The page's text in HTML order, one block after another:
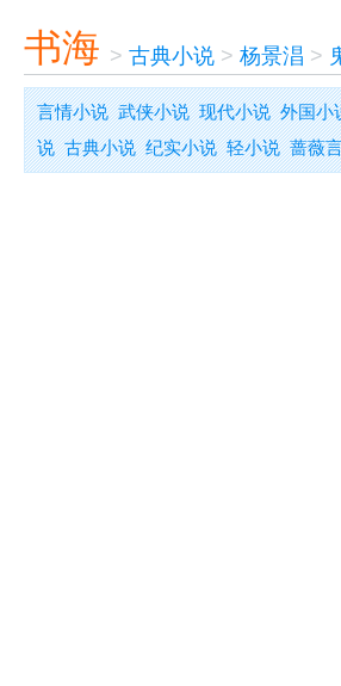
书海 > 古典小说 > 杨景淐 >
言情小说 武侠小说 现代小说 外国小
说 古典小说 纪实小说 轻小说 蔷薇